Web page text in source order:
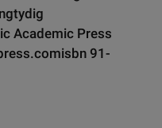
Academic Press
91-